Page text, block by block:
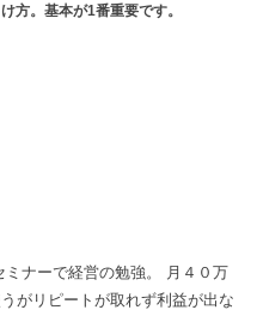
け方。基本が1番重要です。
ミナーで経営の勉強。 月４０万
がリピートが取れず利益が出な